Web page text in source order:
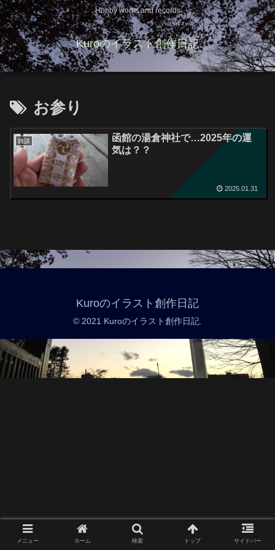
Hobby works and records
Kuroのイラスト創作日記
お参り
雑談
函館の湯倉神社で…2025年の運
気は？？
2025.01.31
Kuroのイラスト創作日記
© 2021 Kuroのイラスト創作日記.
メニュー ホーム 検索 トップ サイドバー